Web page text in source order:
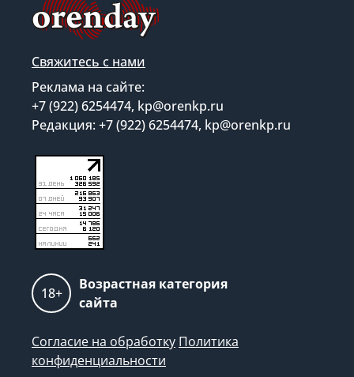
Свяжитесь с нами
Реклама на сайте:
+7 (922) 6254474, kp@orenkp.ru
Редакция: +7 (922) 6254474, kp@orenkp.ru
18+
Возрастная категория
сайта
Согласие на обработку Политика
конфиденциальности